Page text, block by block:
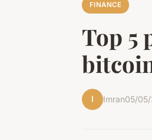
FINANCE
Top 5
I Imran05/